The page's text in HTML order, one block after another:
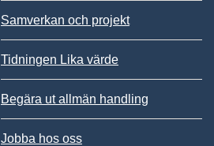
Samverkan och projekt
Tidningen Lika värde
Begära ut allmän handling
Jobba hos oss